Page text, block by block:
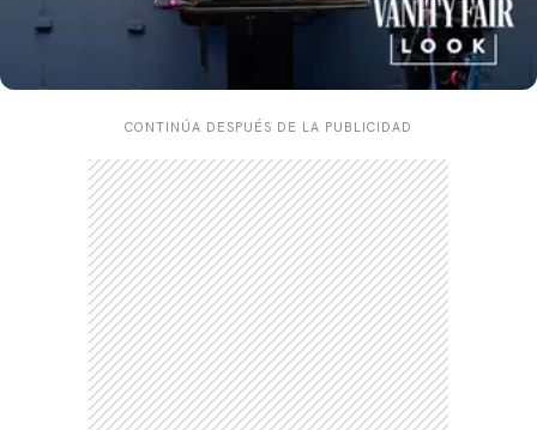
CONTINÚA DESPUÉS DE LA PUBLICIDAD